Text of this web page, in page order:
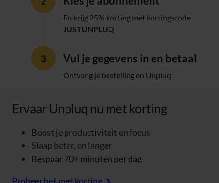
En krijg 25% korting met kortingscode
JUSTUNPLUQ
Vul je gegevens in en betaal
Ontvang je bestelling en Unpluq
Ervaar Unpluq nu met korting
Boost je productiviteit en focus
Slaap beter, en langer
Bespaar 70+ minuten per dag
Probeer het met korting